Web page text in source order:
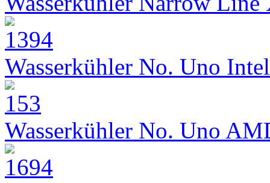
Wasserkühler No. Uno Intel
Wasserkühler No. Uno